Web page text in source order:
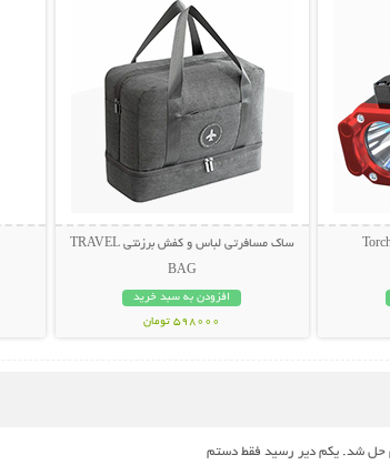
ساک مسافرتی لباس و کفش برزنتی TRAVEL
BAG
افزودن به سبد خرید
598000 تومان